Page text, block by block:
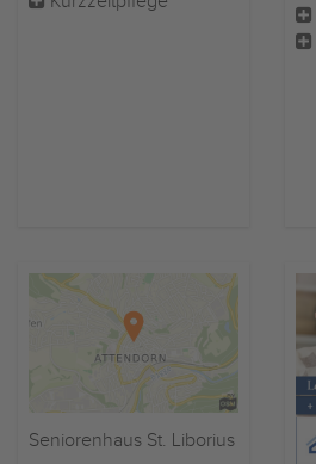
Seniorenhaus St. Liborius